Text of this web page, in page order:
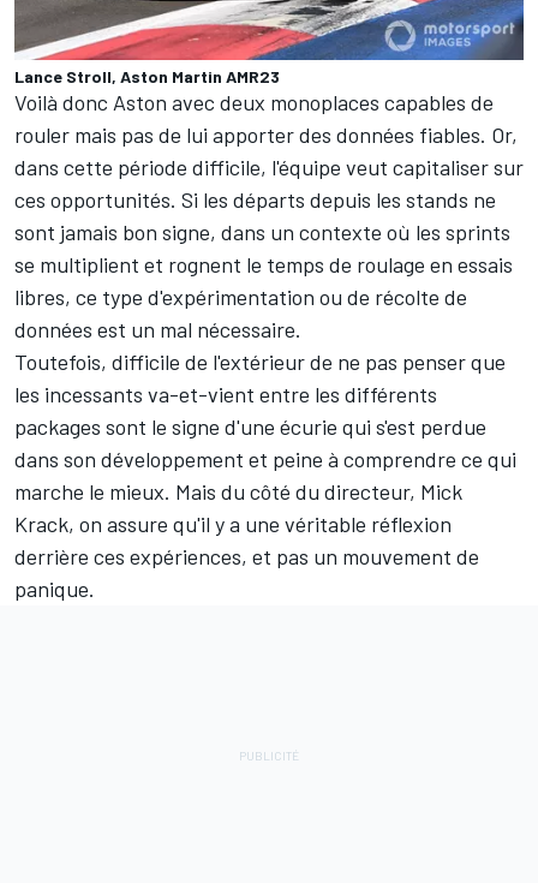
Lance Stroll, Aston Martin AMR23
Voilà donc Aston avec deux monoplaces capables de
rouler mais pas de lui apporter des données fiables. Or,
dans cette période difficile, l'équipe veut capitaliser sur
ces opportunités. Si les départs depuis les stands ne
sont jamais bon signe, dans un contexte où les sprints
se multiplient et rognent le temps de roulage en essais
libres, ce type d'expérimentation ou de récolte de
données est un mal nécessaire.
Toutefois, difficile de l'extérieur de ne pas penser que
les incessants va-et-vient entre les différents
packages sont le signe d'une écurie qui s'est perdue
dans son développement et peine à comprendre ce qui
marche le mieux. Mais du côté du directeur, Mick
Krack, on assure qu'il y a une véritable réflexion
derrière ces expériences, et pas un mouvement de
panique.